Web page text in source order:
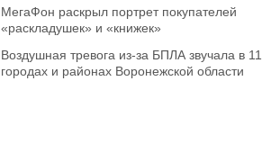
МегаФон раскрыл портрет покупателей
«раскладушек» и «книжек»
Воздушная тревога из-за БПЛА звучала в 11
городах и районах Воронежской области